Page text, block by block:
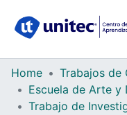
Communities
Collections
Home
Trabajos de
Escuela de Arte y
Trabajo de